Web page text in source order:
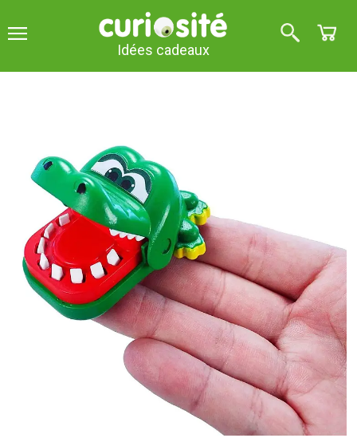
Idées cadeaux